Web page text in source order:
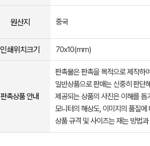
원산지 중국
인쇄위치크기 70x10(mm)
판촉상품 안내
판촉물은 판촉을 목적으로 제작하
일반상품으로 판매는 신중히 판단
제공되는 상품의 사진은 이해를
모니터의 해상도, 이미지의 품질
상품 규격 및 사이즈는 재는 방법